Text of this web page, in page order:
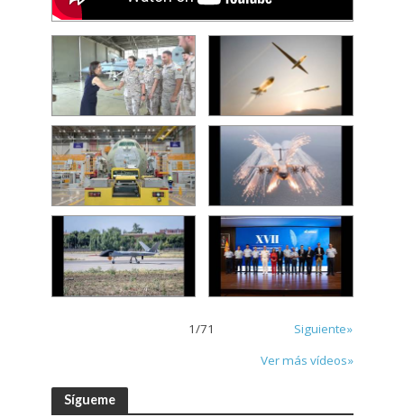
1/71
Siguiente»
Ver más vídeos»
Sígueme